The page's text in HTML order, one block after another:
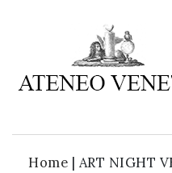
Home | ART NIGHT
Ateneo
è
cultura